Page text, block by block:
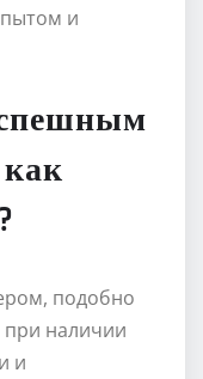
и
подобно
наличии
и